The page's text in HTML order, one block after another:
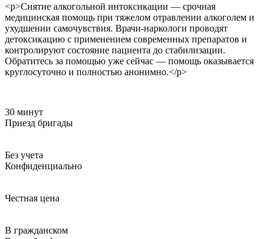
<p>Снятие алкогольной интоксикации — срочная
медицинская помощь при тяжелом отравлении алкоголем и
ухудшении самочувствия. Врачи-наркологи проводят
детоксикацию с применением современных препаратов и
контролируют состояние пациента до стабилизации.
Обратитесь за помощью уже сейчас — помощь оказывается
круглосуточно и полностью анонимно.</p>
30 минут
Приезд бригады
Без учета
Конфиденциально
Честная цена
В гражданском